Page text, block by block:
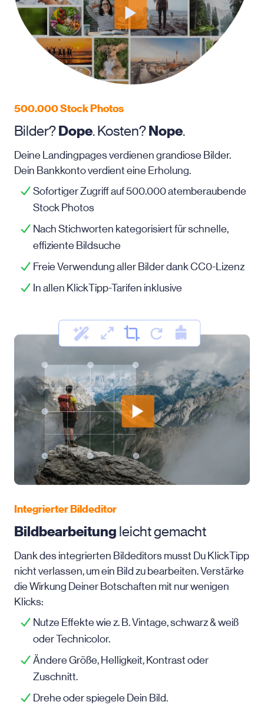
500.000 Stock Photos
Bilder?Dope. Kosten?Nope.
Deine Landingpages verdienen grandiose Bilder.
Dein Bankkonto verdient eine Erholung.
Sofortiger Zugriff auf 500.000 atemberaubende
Stock Photos
Nach Stichworten kategorisiert für schnelle,
effiziente Bildsuche
Freie Verwendung aller Bilder dank CC0-Lizenz
In allen KlickTipp-Tarifen inklusive
Integrierter Bildeditor
Bildbearbeitung leicht gemacht
Dank des integrierten Bildeditors musst Du KlickTipp
nicht verlassen, um ein Bild zu bearbeiten. Verstärke
die Wirkung Deiner Botschaften mit nur wenigen
Klicks:
Nutze Effekte wie z. B. Vintage, schwarz & weiß
oder Technicolor.
Ändere Größe, Helligkeit, Kontrast oder
Zuschnitt.
Drehe oder spiegele Dein Bild.